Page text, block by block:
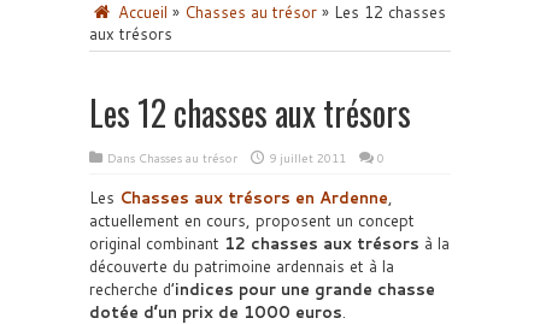
Accueil » Chasses au trésor » Les 12 chasses
aux trésors
Les 12 chasses aux trésors
Dans Chasses au trésor 9 juillet 2011 0
Les Chasses aux trésors en Ardenne,
actuellement en cours, proposent un concept
original combinant 12 chasses aux trésors à la
découverte du patrimoine ardennais et à la
recherche d’indices pour une grande chasse
dotée d’un prix de 1000 euros.